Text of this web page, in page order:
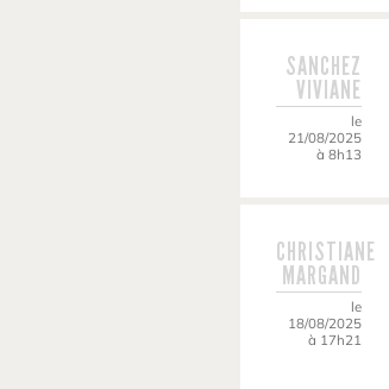
SANCHEZ
VIVIANE
le
21/08/2025
à 8h13
CHRISTIANE
MARGAND
le
18/08/2025
à 17h21